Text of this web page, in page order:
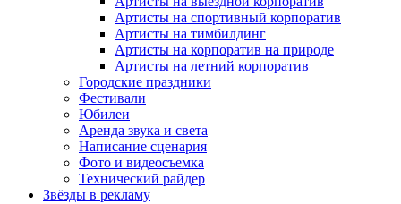
Артисты на спортивный корпоратив
Артисты на тимбилдинг
Артисты на корпоратив на природе
Артисты на летний корпоратив
Городские праздники
Фестивали
Юбилеи
Аренда звука и света
Написание сценария
Фото и видеосъемка
Технический райдер
Звёзды в рекламу